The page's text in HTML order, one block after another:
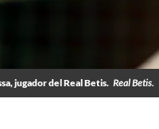
jugador del Real Betis. Real Betis.